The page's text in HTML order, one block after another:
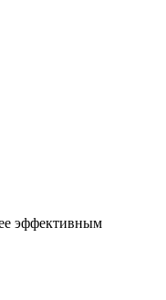
эффективным